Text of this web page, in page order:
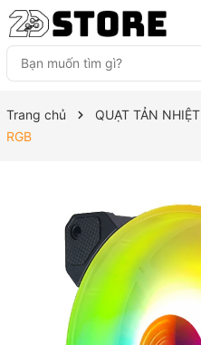
Trang chủ QUẠT TẢN NHIỆT
RGB